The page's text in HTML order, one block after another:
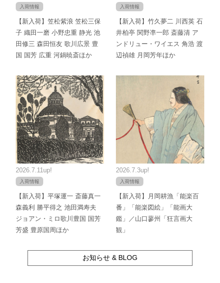
入荷情報
【新入荷】笠松紫浪 笠松三保
子 織田一磨 小野忠重 静光 池
田修三 森田恒友 歌川広景 豊
国 国芳 広重 河鍋暁斎ほか
入荷情報
【新入荷】竹久夢二 川西英 石
井柏亭 関野凖一郎 斎藤清 ア
ンドリュー・ワイエス 角浩 渡
辺禎雄 月岡芳年ほか
2026.7.11up!
入荷情報
【新入荷】平塚運一 斎藤真一
森義利 勝平得之 池田満寿夫
ジョアン・ミロ歌川豊国 国芳
芳盛 豊原国周ほか
2026.7.3up!
入荷情報
【新入荷】月岡耕漁「能楽百
番」「能楽図絵」「能画大
鑑」／山口蓼州「狂言画大
観」
お知らせ & BLOG